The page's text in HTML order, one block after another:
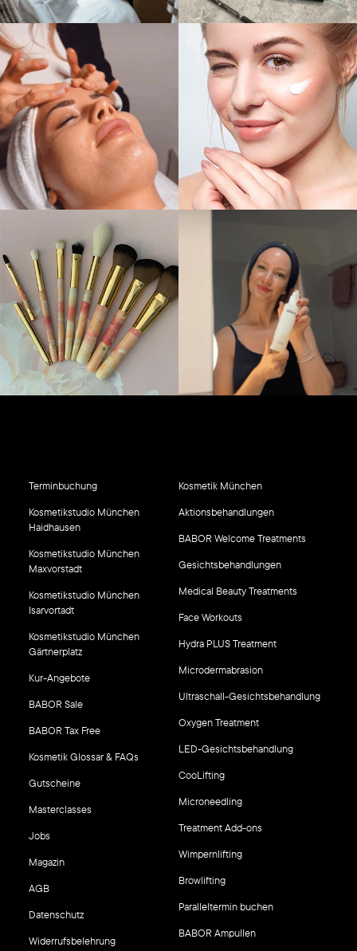
Terminbuchung
Kosmetikstudio München
Haidhausen
Kosmetikstudio München
Maxvorstadt
Kosmetikstudio München
Isarvortadt
Kosmetikstudio München
Gärtnerplatz
Kur-Angebote
BABOR Sale
BABOR Tax Free
Kosmetik Glossar & FAQs
Gutscheine
Masterclasses
Jobs
Magazin
AGB
Datenschutz
Widerrufsbelehrung
Kosmetik München
Aktionsbehandlungen
BABOR Welcome Treatments
Gesichtsbehandlungen
Medical Beauty Treatments
Face Workouts
Hydra PLUS Treatment
Microdermabrasion
Ultraschall-Gesichtsbehandlung
Oxygen Treatment
LED-Gesichtsbehandlung
CooLifting
Microneedling
Treatment Add-ons
Wimpernlifting
Browlifting
Paralleltermin buchen
BABOR Ampullen